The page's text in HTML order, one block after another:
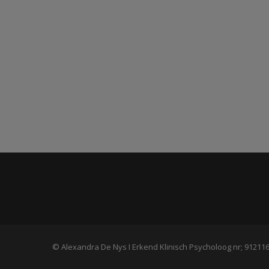
© Alexandra De Nys I Erkend Klinisch Psycholoog nr;